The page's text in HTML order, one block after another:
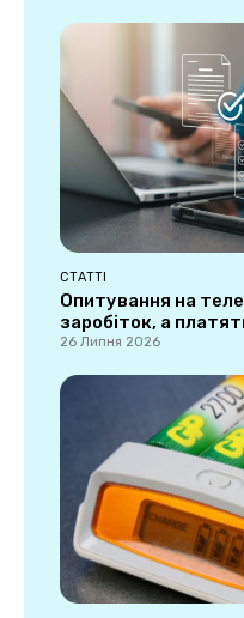
СТАТТІ
Опитування на
заробіток, а
26 Липня 2026